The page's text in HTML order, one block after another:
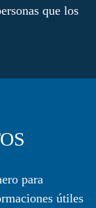
que los
para
útiles